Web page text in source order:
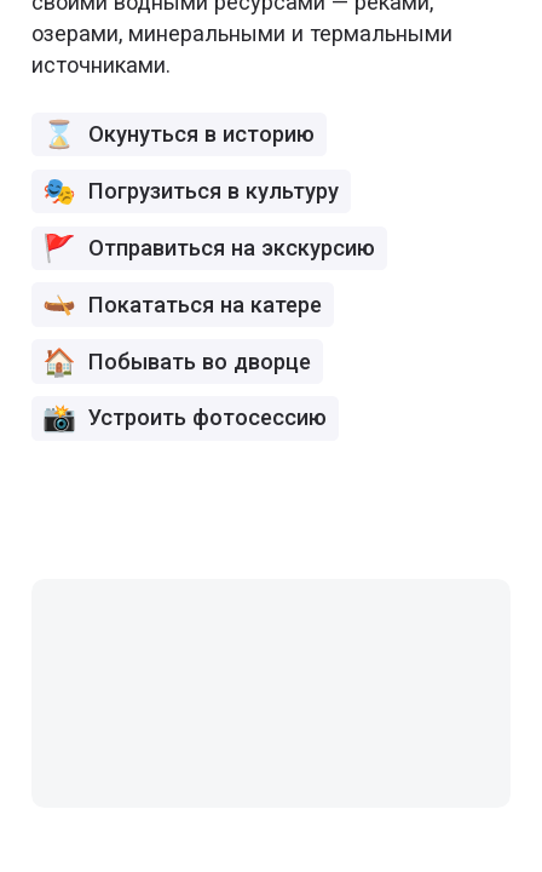
озерами, минеральными и термальными
источниками.
Окунуться в историю
Погрузиться в культуру
Отправиться на экскурсию
Покататься на катере
Побывать во дворце
Устроить фотосессию